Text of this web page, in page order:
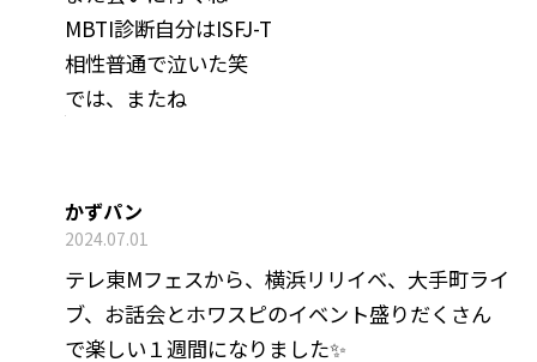
MBTI診断自分はISFJ-T
相性普通で泣いた笑
では、またね
かずパン
2024.07.01
テレ東Mフェスから、横浜リリイベ、大手町ライ
ブ、お話会とホワスピのイベント盛りだくさん
で楽しい１週間になりました✨